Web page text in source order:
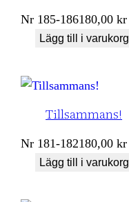
Nr 185-186180,00kr
Lägg till i varukorg
Tillsammans!
Nr 181-182180,00kr
Lägg till i varukorg